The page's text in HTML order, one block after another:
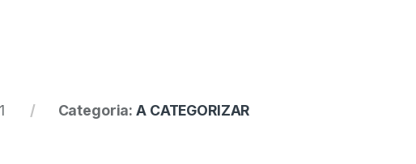
Categoria:A CATEGORIZAR